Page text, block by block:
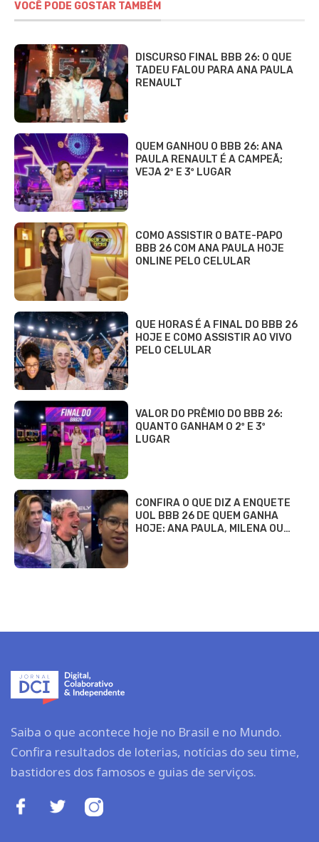
VOCÊ PODE GOSTAR TAMBÉM
DISCURSO FINAL BBB 26: O QUE
TADEU FALOU PARA ANA PAULA
RENAULT
QUEM GANHOU O BBB 26: ANA
PAULA RENAULT É A CAMPEÃ;
VEJA 2º E 3º LUGAR
COMO ASSISTIR O BATE-PAPO
BBB 26 COM ANA PAULA HOJE
ONLINE PELO CELULAR
QUE HORAS É A FINAL DO BBB 26
HOJE E COMO ASSISTIR AO VIVO
PELO CELULAR
VALOR DO PRÊMIO DO BBB 26:
QUANTO GANHAM O 2º E 3º
LUGAR
CONFIRA O QUE DIZ A ENQUETE
UOL BBB 26 DE QUEM GANHA
HOJE: ANA PAULA, MILENA OU…
Saiba o que acontece hoje no Brasil e no Mundo.
Confira resultados de loterias, notícias do seu time,
bastidores dos famosos e guias de serviços.